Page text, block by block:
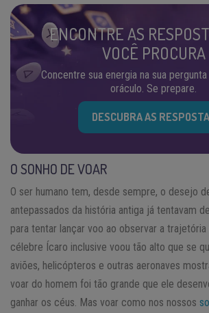
ENCONTRE AS
VOCÊ PROCURA
Concentre sua energia na sua
oráculo. Se prepare.
DESCUBRA AS
O SONHO DE VOAR
O ser humano tem, desde sempre, o desejo
antepassados da história antiga já tentavam
para tentar lançar voo ao observar a trajetória
célebre Ícaro inclusive voou tão alto que se
aviões, helicópteros e outras aeronaves
voar do homem foi tão grande que ele
ganhar os céus. Mas voar como nos nossos